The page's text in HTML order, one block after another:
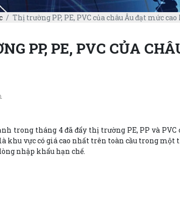
Thị trường PP, PE, PVC của châu Âu đạt mức
PP, PE, PVC CỦA
trong tháng 4 đã đẩy thị trường PE, PP và
là khu vực có giá cao nhất trên toàn cầu trong
nhập khẩu hạn chế.